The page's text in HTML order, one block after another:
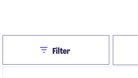
CloseFilter